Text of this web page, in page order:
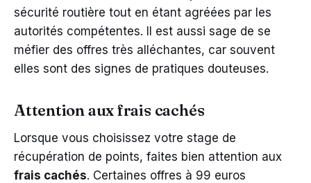
sécurité routière tout en étant agréées par les
autorités compétentes. Il est aussi sage de se
méfier des offres très alléchantes, car souvent
elles sont des signes de pratiques douteuses.
Attention aux frais cachés
Lorsque vous choisissez votre stage de
récupération de points, faites bien attention aux
frais cachés. Certaines offres à 99 euros